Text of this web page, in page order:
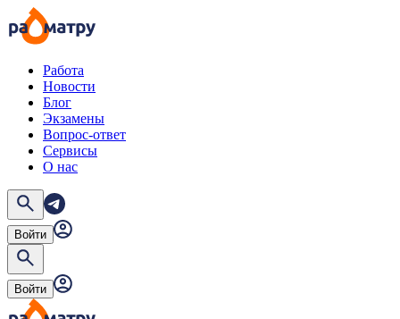
Работа
Новости
Блог
Экзамены
Вопрос-ответ
Сервисы
О нас
Войти
Войти